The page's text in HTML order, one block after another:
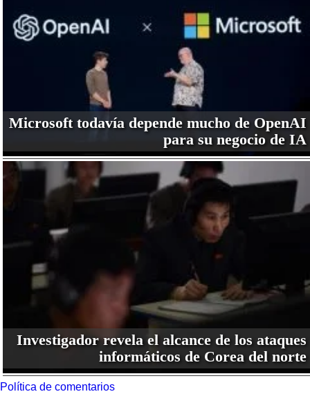
Microsoft todavía depende mucho de OpenAI
para su negocio de IA
Investigador revela el alcance de los ataques
informáticos de Corea del norte
Política de comentarios